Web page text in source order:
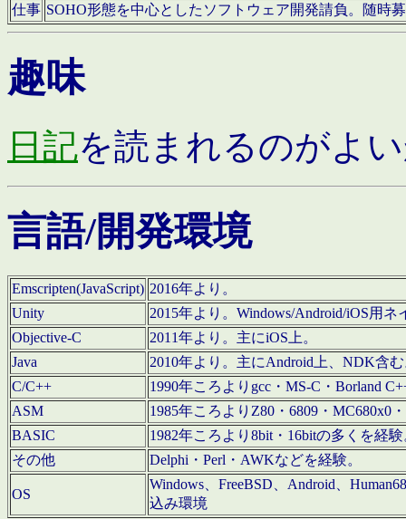
仕事 SOHO形態を中心としたソフトウェア開発請負。随時
趣味
日記を読まれるのがよ
言語/開発環境
Emscripten(JavaScript) 2016年より。
Unity
2015年より。Windows/Android/iOS用
Objective-C
2011年より。主にiOS上。
Java
2010年より。主にAndroid上、NDK含
C/C++
1990年ころよりgcc・MS-C・Borland
ASM
1985年ころよりZ80・6809・MC680x0
BASIC
1982年ころより8bit・16bitの多くを経
その他
Delphi・Perl・AWKなどを経験。
OS
Windows、FreeBSD、Android、
込み環境